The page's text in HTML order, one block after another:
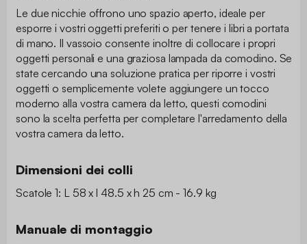
Le due nicchie offrono uno spazio aperto, ideale per
esporre i vostri oggetti preferiti o per tenere i libri a portata
di mano. Il vassoio consente inoltre di collocare i propri
oggetti personali e una graziosa lampada da comodino. Se
state cercando una soluzione pratica per riporre i vostri
oggetti o semplicemente volete aggiungere un tocco
moderno alla vostra camera da letto, questi comodini
sono la scelta perfetta per completare l'arredamento della
vostra camera da letto.
Dimensioni dei colli
Scatole 1: L 58 x l 48.5 x h 25 cm - 16.9 kg
Manuale di montaggio